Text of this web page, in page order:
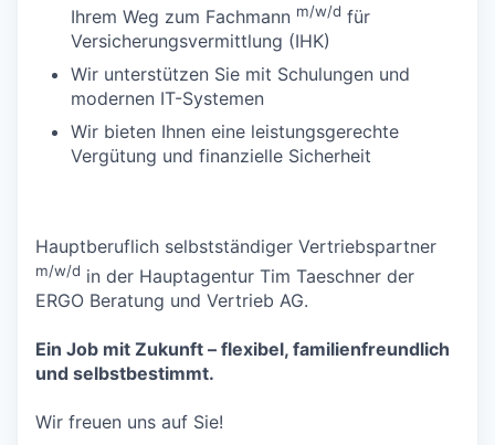
Ihrem Weg zum Fachmann m/w/d für
Versicherungsvermittlung (IHK)
Wir unterstützen Sie mit Schulungen und
modernen IT-Systemen
Wir bieten Ihnen eine leistungsgerechte
Vergütung und finanzielle Sicherheit
Hauptberuflich selbstständiger Vertriebspartner
m/w/d in der Hauptagentur Tim Taeschner der
ERGO Beratung und Vertrieb AG.
Ein Job mit Zukunft – flexibel, familienfreundlich
und selbstbestimmt.
Wir freuen uns auf Sie!